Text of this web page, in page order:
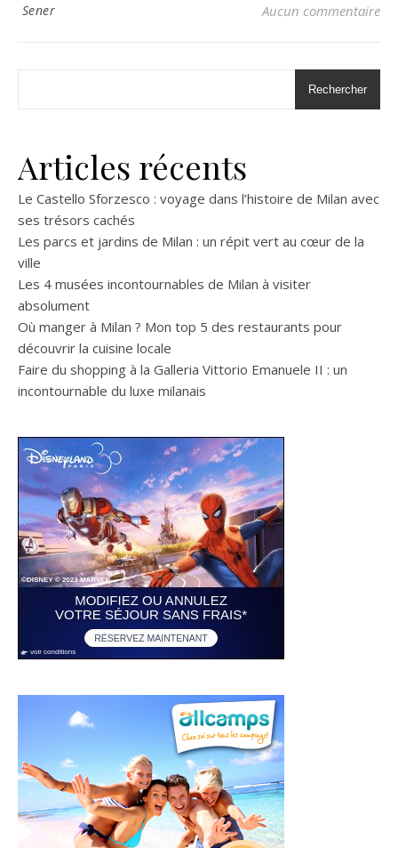
Sener Aucun commentaire
Rechercher
Articles récents
Le Castello Sforzesco : voyage dans l’histoire de Milan avec
ses trésors cachés
Les parcs et jardins de Milan : un répit vert au cœur de la
ville
Les 4 musées incontournables de Milan à visiter
absolument
Où manger à Milan ? Mon top 5 des restaurants pour
découvrir la cuisine locale
Faire du shopping à la Galleria Vittorio Emanuele II : un
incontournable du luxe milanais